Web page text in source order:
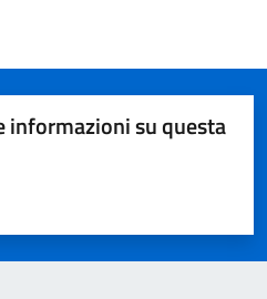
informazioni su questa
su 5
5